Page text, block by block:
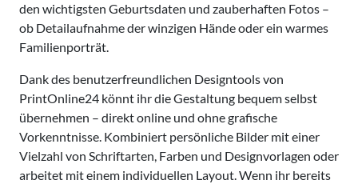
den wichtigsten Geburtsdaten und zauberhaften Fotos –
ob Detailaufnahme der winzigen Hände oder ein warmes
Familienporträt.
Dank des benutzerfreundlichen Designtools von
PrintOnline24 könnt ihr die Gestaltung bequem selbst
übernehmen – direkt online und ohne grafische
Vorkenntnisse. Kombiniert persönliche Bilder mit einer
Vielzahl von Schriftarten, Farben und Designvorlagen oder
arbeitet mit einem individuellen Layout. Wenn ihr bereits